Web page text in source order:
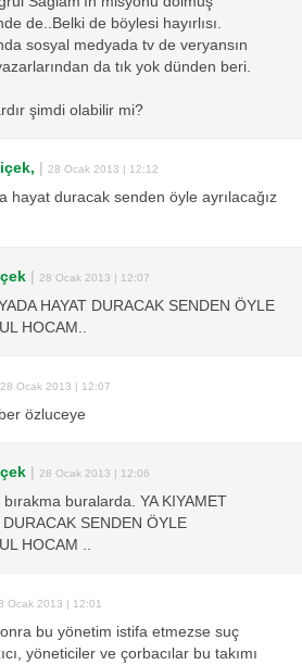
de..Belki de böylesi hayırlısı.
sosyal medyada tv de veryansın
da tık yok dünden beri.
şimdi olabilir mi?
| 28 Ocak 2013 | 12:12
hayat duracak senden öyle ayrılacağız
| 28 Ocak 2013 | 12:07
HAYAT DURACAK SENDEN ÖYLE
HOCAM..
28 Ocak 2013 | 12:07
özluceye
| 28 Ocak 2013 | 12:06
buralarda. YA KIYAMET
DURACAK SENDEN ÖYLE
HOCAM ..
Ocak 2013 | 12:01
bu yönetim istifa etmezse suç
yöneticiler ve çorbacılar bu takımı